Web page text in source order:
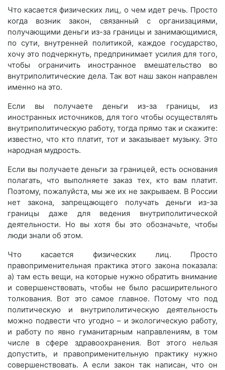
Что касается физических лиц, о чем идет речь. Просто
когда возник закон, связанный с организациями,
получающими деньги из-за границы и занимающимися,
по сути, внутренней политикой, каждое государство,
хочу это подчеркнуть, предпринимает усилия для того,
чтобы ограничить иностранное вмешательство во
внутриполитические дела. Так вот наш закон направлен
именно на это.
Если вы получаете деньги из-за границы, из
иностранных источников, для того чтобы осуществлять
внутриполитическую работу, тогда прямо так и скажите:
известно, что кто платит, тот и заказывает музыку. Это
народная мудрость.
Если вы получаете деньги за границей, есть основания
полагать, что выполняете заказ тех, кто вам платит.
Поэтому, пожалуйста, мы же их не закрываем. В России
нет закона, запрещающего получать деньги из-за
границы даже для ведения внутриполитической
деятельности. Но вы хотя бы это обозначьте, чтобы
люди знали об этом.
Что касается физических лиц. Просто
правоприменительная практика этого закона показала:
а) там есть вещи, на которые нужно обратить внимание
и совершенствовать, чтобы не было расширительного
толкования. Вот это самое главное. Потому что под
политическую и внутриполитическую деятельность
можно подвести что угодно – и экологическую работу,
и работу по явно гуманитарным направлениям, в том
числе в сфере здравоохранения. Вот этого нельзя
допустить, и правоприменительную практику нужно
совершенствовать. А если закон так написан, что он